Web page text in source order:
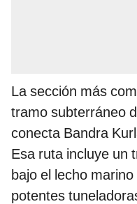
La sección más
tramo subterráneo
conecta Bandra
Esa ruta incluye un
bajo el lecho
potentes